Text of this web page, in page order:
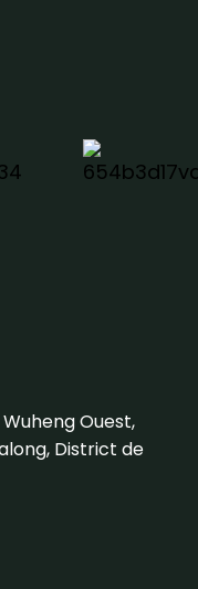
Wuheng Ouest,
District de